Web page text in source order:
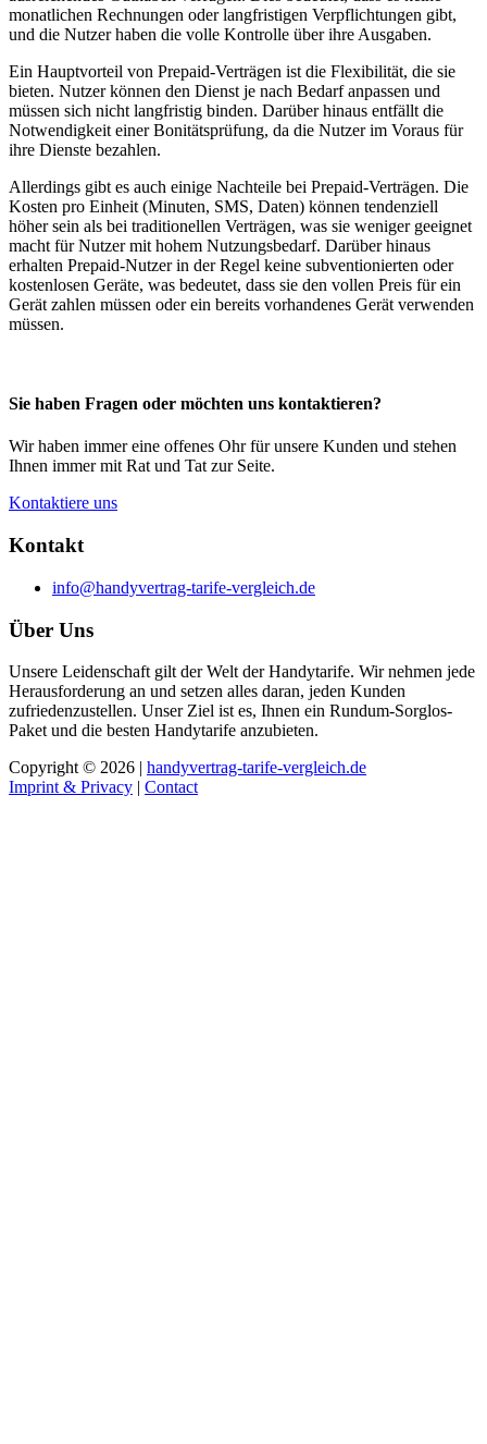
monatlichen Rechnungen oder langfristigen Verpflichtungen gibt,
und die Nutzer haben die volle Kontrolle über ihre Ausgaben.
Ein Hauptvorteil von Prepaid-Verträgen ist die Flexibilität, die sie
bieten. Nutzer können den Dienst je nach Bedarf anpassen und
müssen sich nicht langfristig binden. Darüber hinaus entfällt die
Notwendigkeit einer Bonitätsprüfung, da die Nutzer im Voraus für
ihre Dienste bezahlen.
Allerdings gibt es auch einige Nachteile bei Prepaid-Verträgen. Die
Kosten pro Einheit (Minuten, SMS, Daten) können tendenziell
höher sein als bei traditionellen Verträgen, was sie weniger geeignet
macht für Nutzer mit hohem Nutzungsbedarf. Darüber hinaus
erhalten Prepaid-Nutzer in der Regel keine subventionierten oder
kostenlosen Geräte, was bedeutet, dass sie den vollen Preis für ein
Gerät zahlen müssen oder ein bereits vorhandenes Gerät verwenden
müssen.
Sie haben Fragen oder möchten uns kontaktieren?
Wir haben immer eine offenes Ohr für unsere Kunden und stehen
Ihnen immer mit Rat und Tat zur Seite.
Kontaktiere uns
Kontakt
info@handyvertrag-tarife-vergleich.de
Über Uns
Unsere Leidenschaft gilt der Welt der Handytarife. Wir nehmen jede
Herausforderung an und setzen alles daran, jeden Kunden
zufriedenzustellen. Unser Ziel ist es, Ihnen ein Rundum-Sorglos-
Paket und die besten Handytarife anzubieten.
Copyright © 2026 | handyvertrag-tarife-vergleich.de
Imprint & Privacy | Contact